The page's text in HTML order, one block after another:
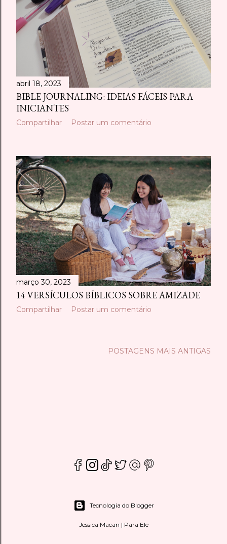
abril 18, 2023
BIBLE JOURNALING: IDEIAS FÁCEIS PARA
INICIANTES
Compartilhar Postar um comentário
março 30, 2023
14 VERSÍCULOS BÍBLICOS SOBRE AMIZADE
Compartilhar Postar um comentário
POSTAGENS MAIS ANTIGAS
Tecnologia do Blogger
Jessica Macan | Para Ele